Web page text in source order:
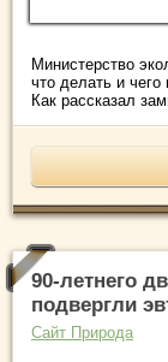
Министерство
что делать и
Как рассказал
90-летнего
подвергли
Сайт Природа